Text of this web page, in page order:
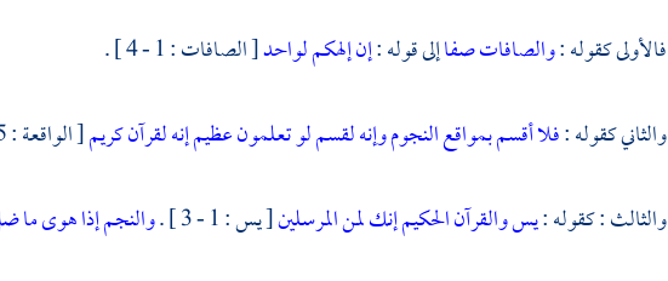
فالأولى كقوله :والصافات صفاإلى قوله :إن إلهكم لواحد[ الصافات : 1 - 4 ] .
والثاني كقوله :فلا أقسم بمواقع النجوموإنه لقسم لو تعلمون عظيمإنه لقرآن كريم[ الواقعة : 75 - 77 ] .
والثالث : كقوله :يسوالقرآن الحكيمإنك لمن المرسلين[ يس : 1 - 3 ] . والنجم إذا هوىما